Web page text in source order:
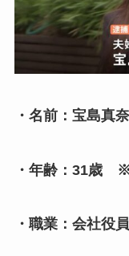
・名前：宝島真
・年齢：31歳
・職業：会社役員